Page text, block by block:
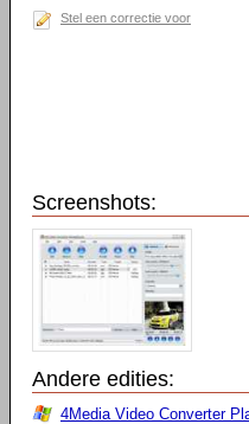
Stel een correctie voor
Screenshots:
Andere edities:
4Media Video Converter